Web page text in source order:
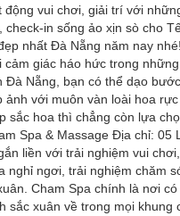
động vui chơi, giải trí với
in sống ảo xịn sò cho
nhất Đà Nẵng năm nay
giác háo hức trong
Đà Nẵng, bạn có thể dạo
ảnh với muôn vàn loài hoa
sắc hoa thì chẳng còn lựa
Spa & Massage Địa chỉ:
liền với trải nghiệm vui
nghỉ ngơi, trải nghiệm chăm
Cham Spa chính là nơi
sắc xuân về trong mọi